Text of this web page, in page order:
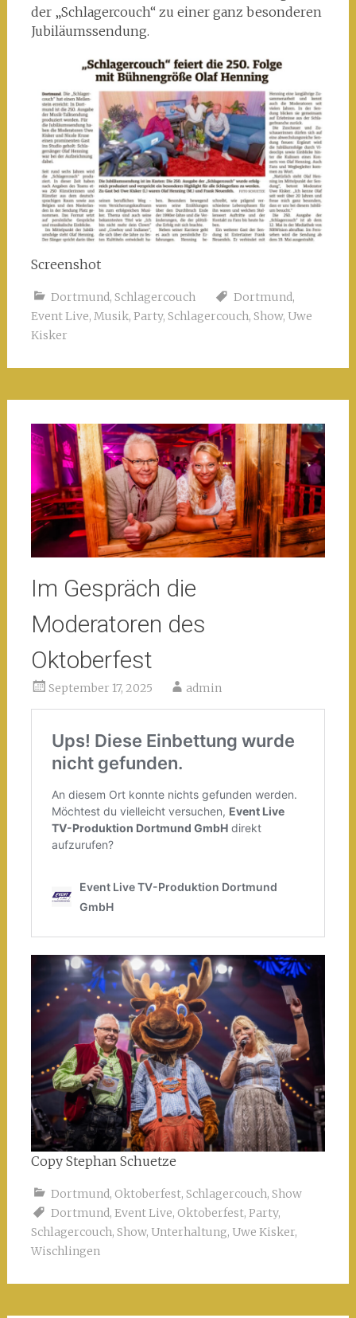
der „Schlagercouch“ zu einer ganz besonderen
Jubiläumssendung.
Screenshot
Dortmund, Schlagercouch Dortmund,
Event Live, Musik, Party, Schlagercouch, Show, Uwe
Kisker
Im Gespräch die
Moderatoren des
Oktoberfest
September 17, 2025 admin
Copy Stephan Schuetze
Dortmund, Oktoberfest, Schlagercouch, Show
Dortmund, Event Live, Oktoberfest, Party,
Schlagercouch, Show, Unterhaltung, Uwe Kisker,
Wischlingen